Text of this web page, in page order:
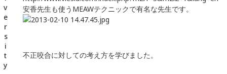
安香先生も使うMEAWテクニックで有名な先生です。
不正咬合に対しての考え方を学びました。